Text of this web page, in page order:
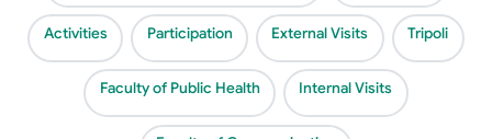
Activities Participation External Visits Tripoli
Faculty of Public Health Internal Visits